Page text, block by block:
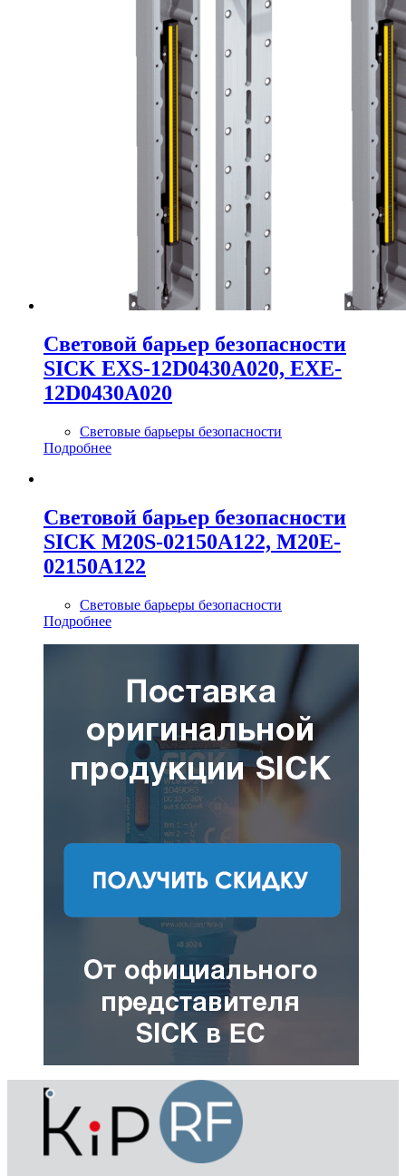
Cветовой барьер безопасности
SICK EXS-12D0430A020, EXE-
12D0430A020
Световые барьеры безопасности
Подробнее
Cветовой барьер безопасности
SICK M20S-02150A122, M20E-
02150A122
Световые барьеры безопасности
Подробнее